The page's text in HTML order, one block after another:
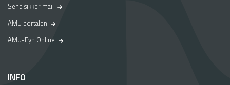
Send sikker mail
AMU portalen
AMU-Fyn Online
INFO